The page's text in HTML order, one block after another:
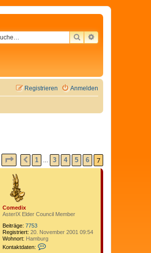
SUCHEERWEITERTE
Anmelden
Registrieren
SEITE 7 VON
VORHERIGE
1 3 4 5 6 7
Comedix
AsterIX Elder Council Member
Beiträge: 7753
Registriert: 20. November 2001 09:54
Wohnort: Hamburg
Kontaktdaten: